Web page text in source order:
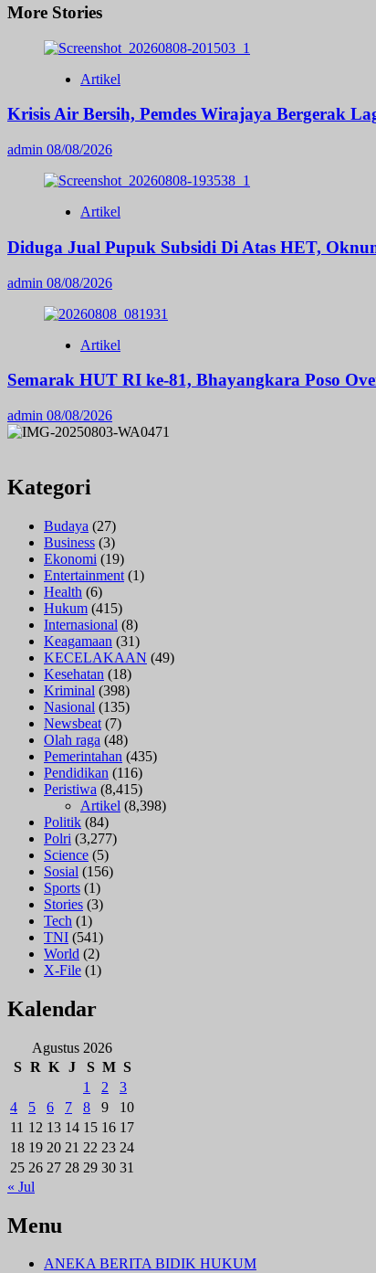
More Stories
Artikel
Krisis Air Bersih, Pemdes Wirajaya Bergerak
admin 08/08/2026
Artikel
Diduga Jual Pupuk Subsidi Di Atas HET,
admin 08/08/2026
Artikel
Semarak HUT RI ke-81, Bhayangkara Poso
admin 08/08/2026
Kategori
Budaya (27)
Business (3)
Ekonomi (19)
Entertainment (1)
Health (6)
Hukum (415)
Internasional (8)
Keagamaan (31)
KECELAKAAN (49)
Kesehatan (18)
Kriminal (398)
Nasional (135)
Newsbeat (7)
Olah raga (48)
Pemerintahan (435)
Pendidikan (116)
Peristiwa (8,415)
Artikel (8,398)
Politik (84)
Polri (3,277)
Science (5)
Sosial (156)
Sports (1)
Stories (3)
Tech (1)
TNI (541)
World (2)
X-File (1)
Kalendar
Agustus 2026
S R K J S M S
1
2
3
4
5 6 7 8 9
10
11 12 13 14 15 16 17
18 19 20 21 22 23 24
25 26 27 28 29 30 31
« Jul
Menu
ANEKA BERITA BIDIK HUKUM